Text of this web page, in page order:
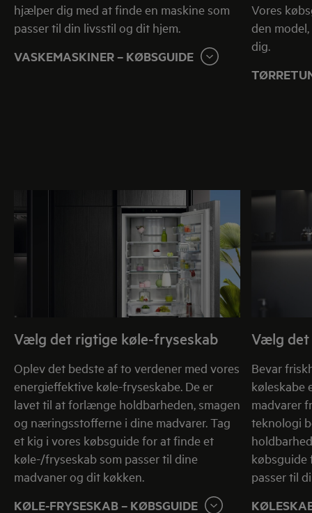
hjælper dig med at finde en maskine som
passer til din livsstil og dit hjem.
VASKEMASKINER – KØBSGUIDE
Vores
den
dig.
Vælg det rigtige køle-fryseskab
Oplev det bedste af to verdener med vores
energieffektive køle-fryseskabe. De er
lavet til at forlænge holdbarheden, smagen
og næringsstofferne i dine madvarer. Tag
et kig i vores købsguide for at finde et
køle-/fryseskab som passer til dine
madvaner og dit køkken.
KØLE-FRYSESKAB – KØBSGUIDE
Vælg det
Bevar
køleskabe
madvarer
teknologi
købsguide
passer til